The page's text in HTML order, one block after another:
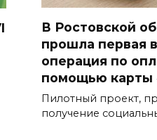
В Ростовской
прошла первая
операция по
помощью карты
Пилотный проект,
получение